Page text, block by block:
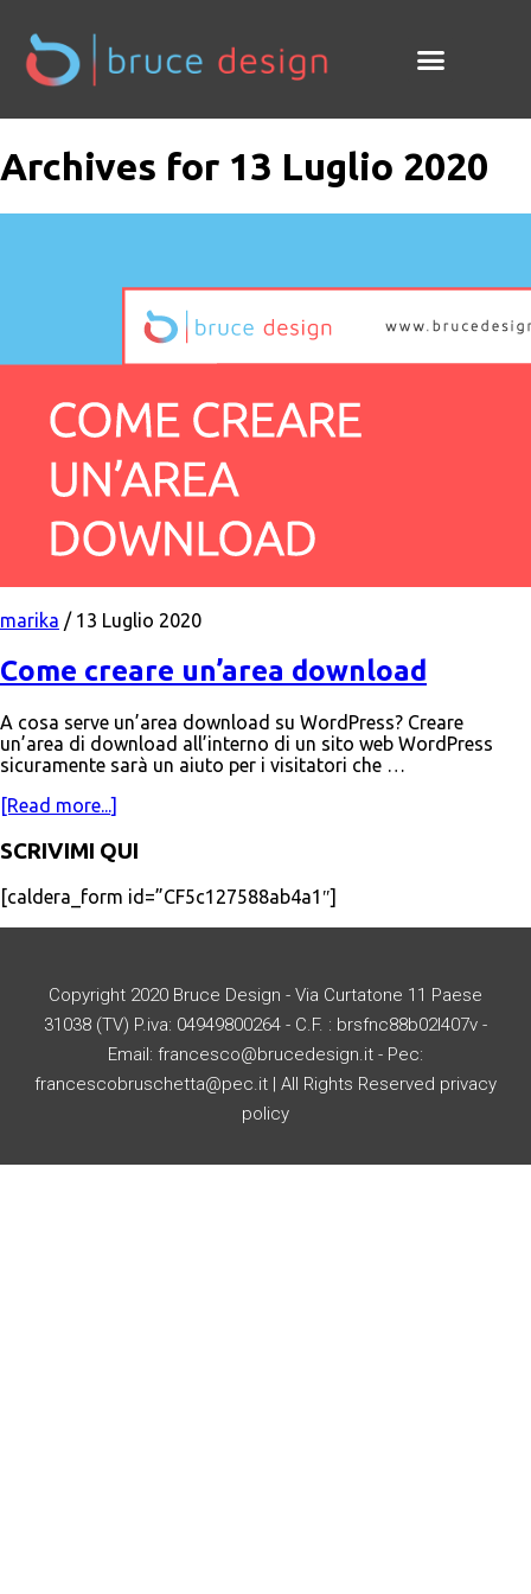
Archives for 13 Luglio 2020
marika / 13 Luglio 2020
Come creare un’area download
A cosa serve un’area download su WordPress? Creare
un’area di download all’interno di un sito web WordPress
sicuramente sarà un aiuto per i visitatori che …
[Read more...]
SCRIVIMI QUI
[caldera_form id=”CF5c127588ab4a1″]
Copyright 2020 Bruce Design - Via Curtatone 11 Paese
31038 (TV) P.iva: 04949800264 - C.F. : brsfnc88b02l407v -
Email: francesco@brucedesign.it - Pec:
francescobruschetta@pec.it | All Rights Reserved privacy
policy